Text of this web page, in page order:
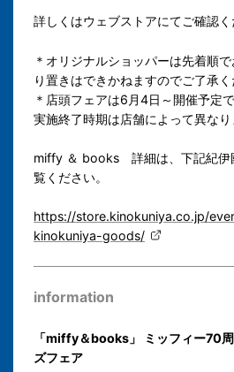
詳しくはウェブストアにてご確認く
＊オリジナルショッパーは先着順
り置きはできかねますのでご了承く
＊店頭フェアは6月4日～開催予定
実施終了時期は店舗によって異なり
miffy ＆ books 詳細は、下記紀伊
覧ください。
https://store.kinokuniya.co.jp/
kinokuniya-goods/
information
「miffy＆books」 ミッフィー70
ズフェア